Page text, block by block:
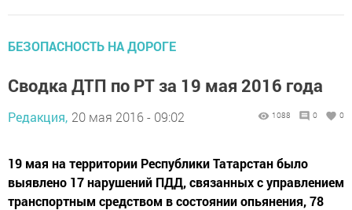
БЕЗОПАСНОСТЬ НА ДОРОГЕ
Сводка ДТП по РТ за 19 мая 2016 года
Редакция, 20 мая 2016 - 09:02 1088 0 0
19 мая на территории Республики Татарстан было
выявлено 17 нарушений ПДД, связанных с управлением
транспортным средством в состоянии опьянения, 78